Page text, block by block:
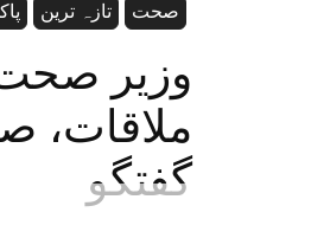
تازہ ترین صحت
وزیر
ملاقات،
گفتگو